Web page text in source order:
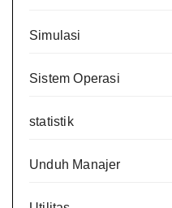
Simulasi
Sistem Operasi
statistik
Unduh Manajer